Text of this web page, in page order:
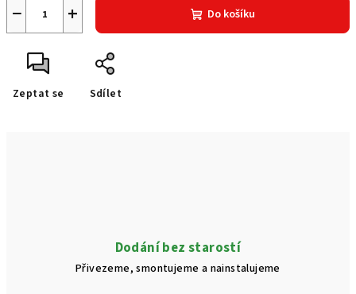
+
− Do košíku
Zeptat se Sdílet
Dodání bez starostí
Přivezeme, smontujeme a nainstalujeme